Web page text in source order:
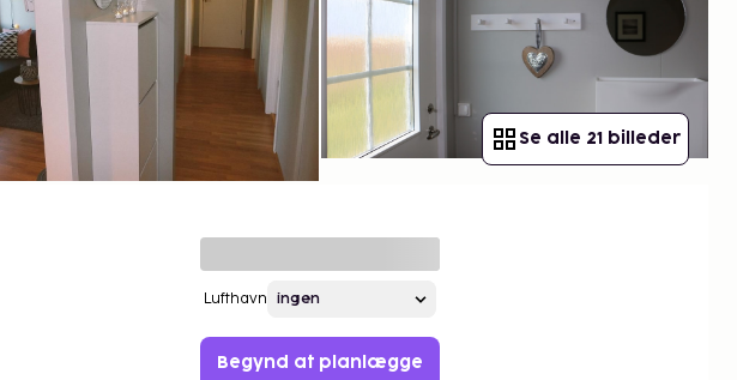
Se alle 21 billeder
Lufthavn
Begynd at planlægge